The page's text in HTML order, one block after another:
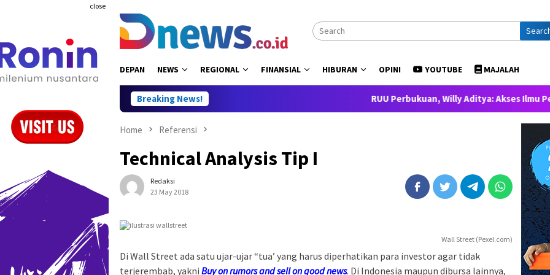
close
DEPAN NEWS REGIONAL FINANSIAL HIBURAN OPINI YOUTUBE MAJALAH
Breaking News! RUU Perbukuan, Willy Aditya: Akses Ilmu Pengetahuan
Home Referensi
Technical Analysis Tip I
Redaksi
23 May 2018
Wall Street (Pexel.com)
Di Wall Street ada satu ujar-ujar “tua’ yang harus diperhatikan para investor agar tidak
terjerembab, yakni Buy on rumors and sell on good news. Di Indonesia maupun dibursa lainnya,